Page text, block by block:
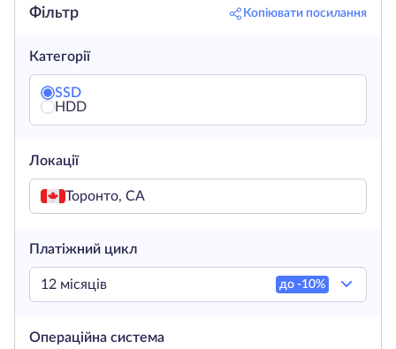
Фільтр Копіювати посилання
Категорії
SSD
HDD
Локації
Торонто, CA
Платіжний цикл
12 місяців до -10%
Операційна система